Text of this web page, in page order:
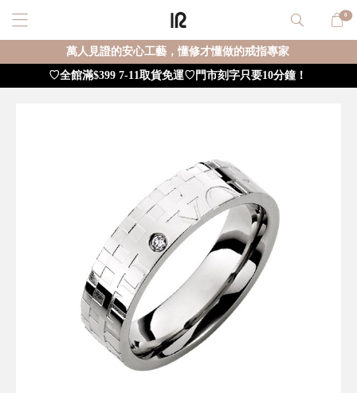
0
萬人見證的安心工藝，懂修才懂做的戒指專家
♡全館滿$399 7-11取貨免運♡門市刻字只要10分鐘！